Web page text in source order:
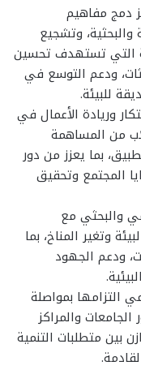
دمج مفاهيم
والبحثية، وتشجيع
التي تستهدف تحسين
ودعم التوسع في
للبيئة.
وريادة الأعمال في
من المساهمة
بما يعزز من دور
المجتمع وتحقيق
والبحثي مع
وتغير المناخ، بما
ودعم الجهود
التزامها بمواصلة
والمراكز
بين متطلبات التنمية